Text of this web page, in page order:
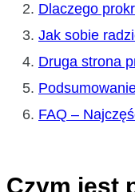
Dlaczego
Jak sobie
Druga strona
FAQ –
Czym jest